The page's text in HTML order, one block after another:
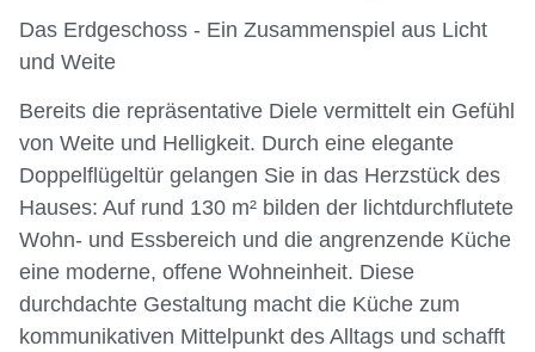
Das Erdgeschoss - Ein Zusammenspiel aus Licht
und Weite
Bereits die repräsentative Diele vermittelt ein Gefühl
von Weite und Helligkeit. Durch eine elegante
Doppelflügeltür gelangen Sie in das Herzstück des
Hauses: Auf rund 130 m² bilden der lichtdurchflutete
Wohn- und Essbereich und die angrenzende Küche
eine moderne, offene Wohneinheit. Diese
durchdachte Gestaltung macht die Küche zum
kommunikativen Mittelpunkt des Alltags und schafft